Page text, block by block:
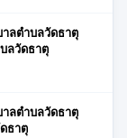
าลตำบลวัดธาตุ
ลวัดธาตุ
าลตำบลวัดธาตุ
ธาตุ